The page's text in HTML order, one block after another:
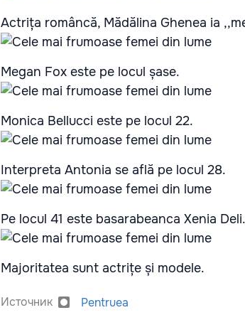
Actrița româncă, Mădălina Ghenea ia
Megan Fox este pe locul șase.
Monica Bellucci este pe locul 22.
Interpreta Antonia se află pe locul 28.
Pe locul 41 este basarabeanca Xenia Deli.
Majoritatea sunt actrițe și modele.
Источник Pentruea